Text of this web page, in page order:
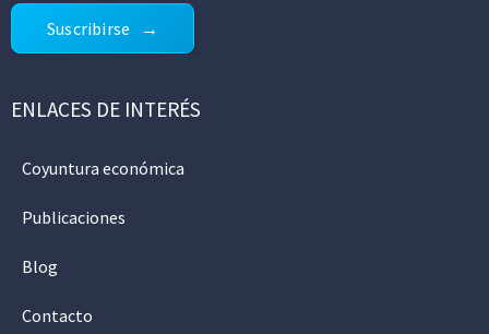
Suscribirse
ENLACES DE INTERÉS
Coyuntura económica
Publicaciones
Blog
Contacto